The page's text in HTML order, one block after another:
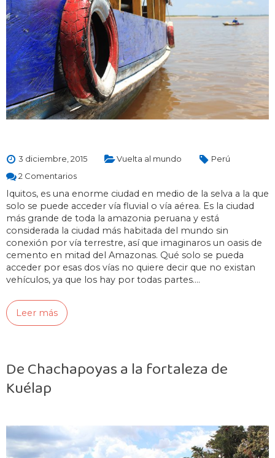
3 diciembre, 2015 Vuelta al mundo
Perú
2 Comentarios
Iquitos, es una enorme ciudad en medio de la selva a la que
solo se puede acceder vía fluvial o vía aérea. Es la ciudad
más grande de toda la amazonia peruana y está
considerada la ciudad más habitada del mundo sin
conexión por vía terrestre, así que imaginaros un oasis de
cemento en mitad del Amazonas. Qué solo se pueda
acceder por esas dos vías no quiere decir que no existan
vehículos, ya que los hay por todas partes.…
Leer más
De Chachapoyas a la fortaleza de
Kuélap